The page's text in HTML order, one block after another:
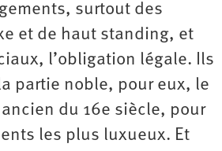
surtout des
et de haut standing, et
l’obligation légale. Ils
partie noble, pour eux, le
du 16e siècle, pour
les plus luxueux. Et